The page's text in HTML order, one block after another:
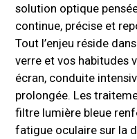
solution optique
continue, précise et
Tout l’enjeu réside
verre et vos habitudes
écran, conduite
prolongée. Les
filtre lumière bleue
fatigue oculaire sur la